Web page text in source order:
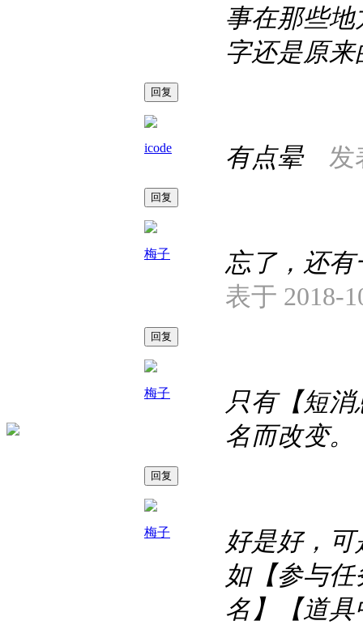
事在那些
字还是原来
回复
icode 有点晕 发
回复
梅子
忘了，还
表于 2018-
回复
梅子
只有【短
名而改变。
回复
梅子
好是好，
如【参与
名】【道